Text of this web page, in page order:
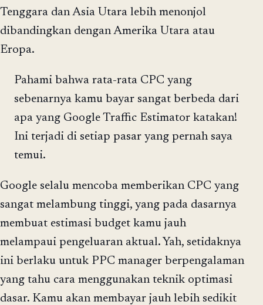
Tenggara dan Asia Utara lebih menonjol
dibandingkan dengan Amerika Utara atau
Eropa.
Pahami bahwa rata-rata CPC yang
sebenarnya kamu bayar sangat berbeda dari
apa yang Google Traffic Estimator katakan!
Ini terjadi di setiap pasar yang pernah saya
temui.
Google selalu mencoba memberikan CPC yang
sangat melambung tinggi, yang pada dasarnya
membuat estimasi budget kamu jauh
melampaui pengeluaran aktual. Yah, setidaknya
ini berlaku untuk PPC manager berpengalaman
yang tahu cara menggunakan teknik optimasi
dasar. Kamu akan membayar jauh lebih sedikit